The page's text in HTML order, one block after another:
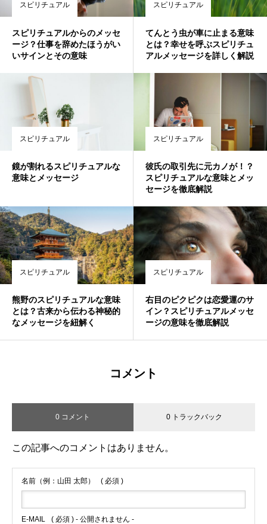
スピリチュアル
スピリチュアルからのメッセ
ージ？仕事を辞めたほうがい
いサインとその意味
スピリチュアル
てんとう虫が車に止まる意味
とは？幸せを呼ぶスピリチュ
アルメッセージを詳しく解説
スピリチュアル
鏡が割れるスピリチュアルな
意味とメッセージ
スピリチュアル
彼氏の取引先に元カノが！？
スピリチュアルな意味とメッ
セージを徹底解説
スピリチュアル
熊野のスピリチュアルな意味
とは？古来から伝わる神秘的
なメッセージを紐解く
スピリチュアル
右目のピクピクは恋愛運のサ
イン？スピリチュアルメッセ
ージの意味を徹底解説
コメント
0 コメント 0 トラックバック
この記事へのコメントはありません。
名前（例：山田 太郎） ( 必須 )
E-MAIL ( 必須 ) - 公開されません -